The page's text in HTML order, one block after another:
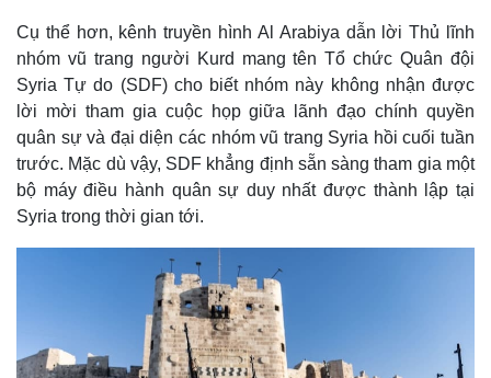
i
m
e
Cụ thể hơn, kênh truyền hình Al Arabiya dẫn lời Thủ lĩnh
nhóm vũ trang người Kurd mang tên Tổ chức Quân đội
Syria Tự do (SDF) cho biết nhóm này không nhận được
lời mời tham gia cuộc họp giữa lãnh đạo chính quyền
quân sự và đại diện các nhóm vũ trang Syria hồi cuối tuần
trước. Mặc dù vậy, SDF khẳng định sẵn sàng tham gia một
bộ máy điều hành quân sự duy nhất được thành lập tại
Syria trong thời gian tới.